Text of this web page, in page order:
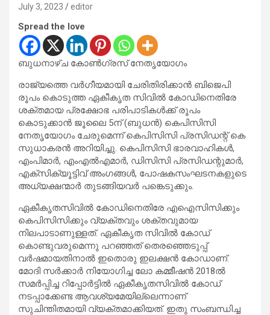
July 3, 2023 editor
Spread the love
ബുധനാഴ്ച കോണ്‍ഗ്രസ് നേതൃയോഗം
രാജ്യത്തെ വര്‍ഗീയമായി ചേരിതിരിക്കാന്‍ ബിജെപി
രൂപം കൊടുത്ത ഏകീകൃത സിവില്‍ കോഡിനെതിരേ
ശക്തമായ പ്രക്ഷോഭ പരിപാടികള്‍ക്ക് രൂപം
കൊടുക്കാന്‍ ജൂലൈ 5ന് (ബുധന്‍) കെപിസിസി
നേതൃയോഗം ചേരുമെന്ന് കെപിസിസി പ്രസിഡന്റ് കെ
സുധാകരന്‍ അറിയിച്ചു. കെപിസിസി ഭാരവാഹികള്‍,
എംപിമാര്‍, എംഎല്‍എമാര്‍, ഡിസിസി പ്രസിഡന്റുമാര്‍,
എക്‌സിക്യൂട്ടിവ് അംഗങ്ങള്‍, പോഷകസംഘടനകളുടെ
അധ്യക്ഷന്മാര്‍ തുടങ്ങിയവര്‍ പങ്കെടുക്കും.
ഏകീകൃതസിവില്‍ കോഡിനെതിരേ എഐസിസിക്കും
കെപിസിസിക്കും വ്യക്തവും ശക്തവുമായ
നിലപാടാണുള്ളത്. ഏകീകൃത സിവില്‍ കോഡ്
കൊണ്ടുവരുമെന്നു പറഞ്ഞത് തെരഞ്ഞെടുപ്പ്
വര്‍ഷമായതിനാല്‍ ഇതൊരു ഇലക്ഷന്‍ കോഡാണ്.
മോദി സര്‍ക്കാര്‍ നിയോഗിച്ച ലോ കമ്മീഷന്‍ 2018ല്‍
സമര്‍പ്പിച്ച റിപ്പോര്‍ട്ടില്‍ ഏകീകൃതസിവില്‍ കോഡ്
നടപ്പാക്കേണ്ട ആവശ്യമേയില്ലെന്നാണ്
സുചിന്തിതമായി വ്യക്തമാക്കിയത്. ഇതു സംബന്ധിച്ച